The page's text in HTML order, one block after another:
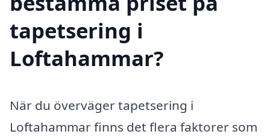
tapetsering i
Loftahammar?
När du överväger tapetsering i
Loftahammar finns det flera faktorer som